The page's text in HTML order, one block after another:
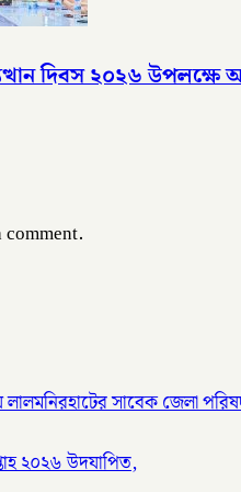
দিবস ২০২৬
comment.
লালমনিরহাটের সাবেক জেলা
২০২৬ উদযাপিত,